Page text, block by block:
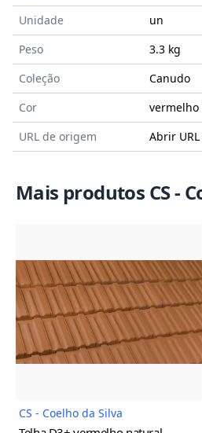
Unidade
un
Peso
3.3 kg
Coleção
Canudo
Cor
URL de origem
Abrir
Mais produtos CS -
Imagem do
CS - Coelho da Silva